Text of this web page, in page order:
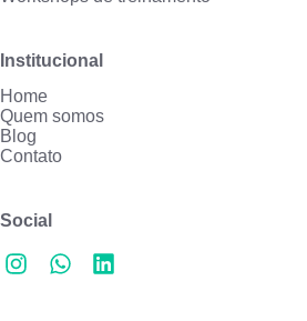
Institucional
Home
Quem somos
Blog
Contato
Social